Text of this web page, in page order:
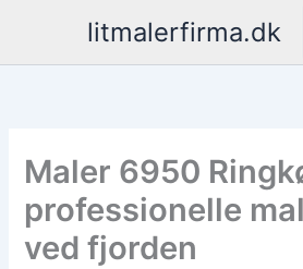
turinio
litmalerfirma.dk
Maler 6950
professionelle
ved fjorden